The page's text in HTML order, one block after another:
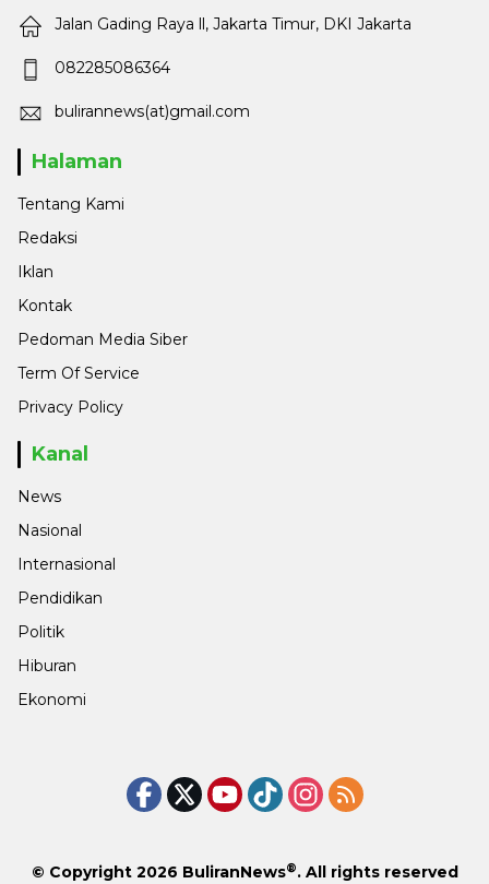
Jalan Gading Raya ll, Jakarta Timur, DKI Jakarta
082285086364
bulirannews(at)gmail.com
Halaman
Tentang Kami
Redaksi
Iklan
Kontak
Pedoman Media Siber
Term Of Service
Privacy Policy
Kanal
News
Nasional
Internasional
Pendidikan
Politik
Hiburan
Ekonomi
© Copyright 2026 BuliranNews®. All rights reserved